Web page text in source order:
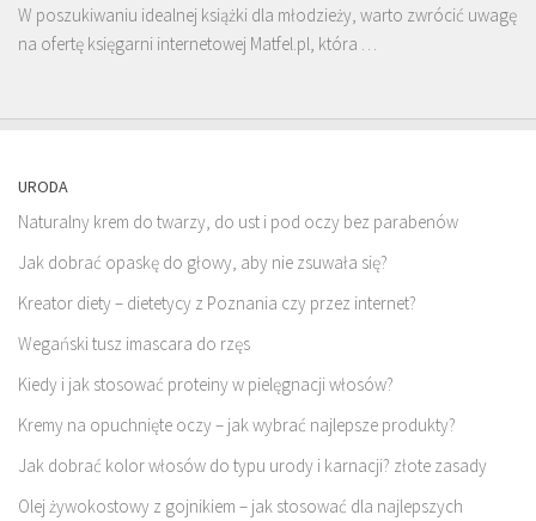
W poszukiwaniu idealnej książki dla młodzieży, warto zwrócić uwagę
na ofertę księgarni internetowej Matfel.pl, która …
URODA
Naturalny krem do twarzy, do ust i pod oczy bez parabenów
Jak dobrać opaskę do głowy, aby nie zsuwała się?
Kreator diety – dietetycy z Poznania czy przez internet?
Wegański tusz imascara do rzęs
Kiedy i jak stosować proteiny w pielęgnacji włosów?
Kremy na opuchnięte oczy – jak wybrać najlepsze produkty?
Jak dobrać kolor włosów do typu urody i karnacji? złote zasady
Olej żywokostowy z gojnikiem – jak stosować dla najlepszych